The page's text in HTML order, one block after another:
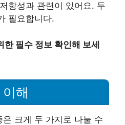
항성과 관련이 있어요. 두
필요합니다.
한 필수 정보 확인해 보세
해
크게 두 가지로 나눌 수